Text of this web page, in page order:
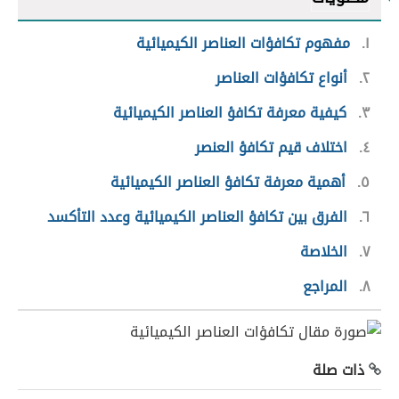
١ مفهوم تكافؤات العناصر الكيميائية
٢ أنواع تكافؤات العناصر
٣ كيفية معرفة تكافؤ العناصر الكيميائية
٤
اختلاف قيم تكافؤ العنصر
٥ أهمية معرفة تكافؤ العناصر الكيميائية
٦ الفرق بين تكافؤ العناصر الكيميائية وعدد التأكسد
٧ الخلاصة
٨ المراجع
ذات صلة